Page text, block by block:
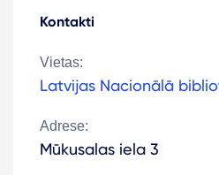
Kontakti
Vietas:
Latvijas Nacionālā
Adrese:
Mūkusalas iela 3